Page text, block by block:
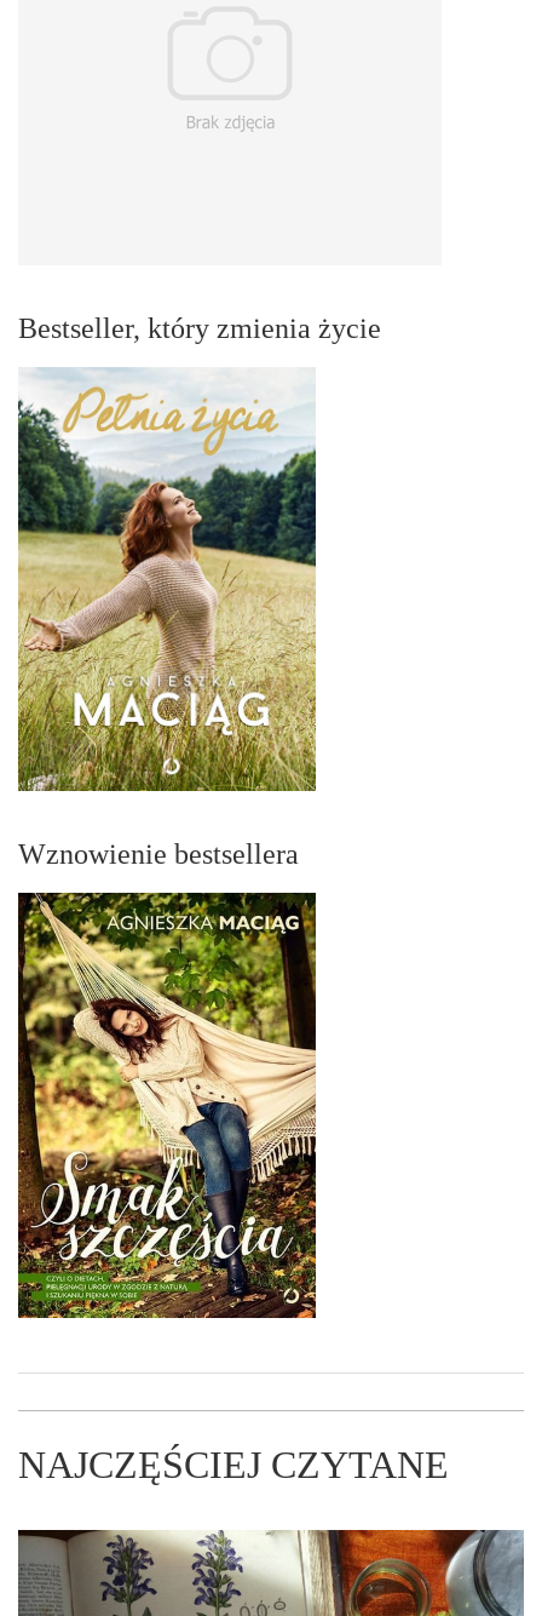
Bestseller, który zmienia życie
Wznowienie bestsellera
NAJCZĘŚCIEJ CZYTANE